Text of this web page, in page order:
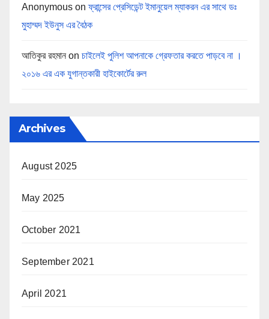
Anonymous onফ্রান্সের প্রেসিডেন্ট ইমানুয়েল ম্যাকরন এর সাথে ডঃ
মুহাম্মদ ইউনুস এর বৈঠক
আতিকুর রহমান on চাইলেই পুলিশ আপনাকে গ্রেফতার করতে পাড়বে না ।
২০১৬ এর এক যুগান্তকারী হাইকোর্টের রুল
Archives
August 2025
May 2025
October 2021
September 2021
April 2021